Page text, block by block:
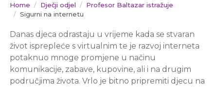
Home Dječji odjel
Profesor Baltazar istražuje
Sigurni na internetu
Danas djeca odrastaju u vrijeme kada se stvaran
život isprepleće s virtualnim te je razvoj interneta
potaknuo mnoge promjene u načinu
komunikacije, zabave, kupovine, ali i na drugim
područjima života. Vrlo je bitno pripremiti djecu na